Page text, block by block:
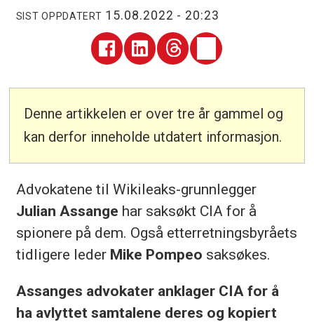
SIST OPPDATERT 15.08.2022 - 20:23
Denne artikkelen er over tre år gammel og
kan derfor inneholde utdatert informasjon.
Advokatene til Wikileaks-grunnlegger
Julian Assange har saksøkt CIA for å
spionere på dem. Også etterretningsbyråets
tidligere leder Mike Pompeo saksøkes.
Assanges advokater anklager CIA for å
ha avlyttet samtalene deres og kopiert